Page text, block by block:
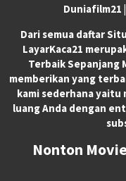
Duniafilm21
Dari semua daftar
LayarKaca21
Terbaik Sepanjang
memberikan yang
kami sederhana yaitu
luang Anda dengan
Nonton